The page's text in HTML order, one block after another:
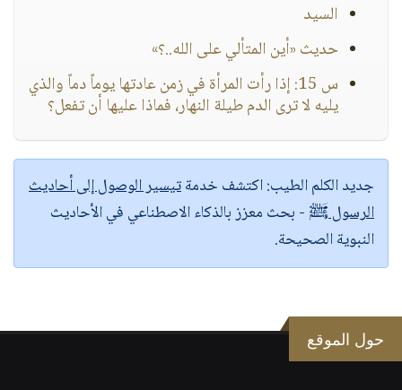
السيد
حديث «أين المتألي على الله..؟»
س 15: إذا رأت المرأة في زمن عادتها يوماً دماً والذي
يليه لا ترى الدم طيلة النهار، فماذا عليها أن تفعل؟
جديد الكلم الطيب:اكتشف خدمةتيسير الوصول إلى أحاديث
الرسول ﷺ - بحث معزز بالذكاء الاصطناعي في الأحاديث
النبوية الصحيحة.
حول الموقع